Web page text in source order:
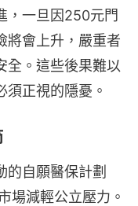
，一旦因250元門
將會上升，嚴重者
全。這些後果難以
正視的隱憂。
的自願醫保計劃
場減輕公立壓力。